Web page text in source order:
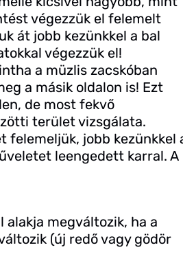
végezzük el felemelt
át jobb kezünkkel a bal
végezzük el!
a müzlis zacskóban
a másik oldalon is! Ezt
de most fekvő
terület vizsgálata.
felemeljük, jobb kezünkkel
leengedett karral. A
alakja megváltozik, ha a
(új redő vagy gödör